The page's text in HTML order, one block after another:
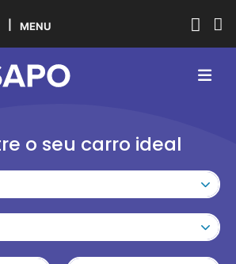
MENU
o seu carro ideal